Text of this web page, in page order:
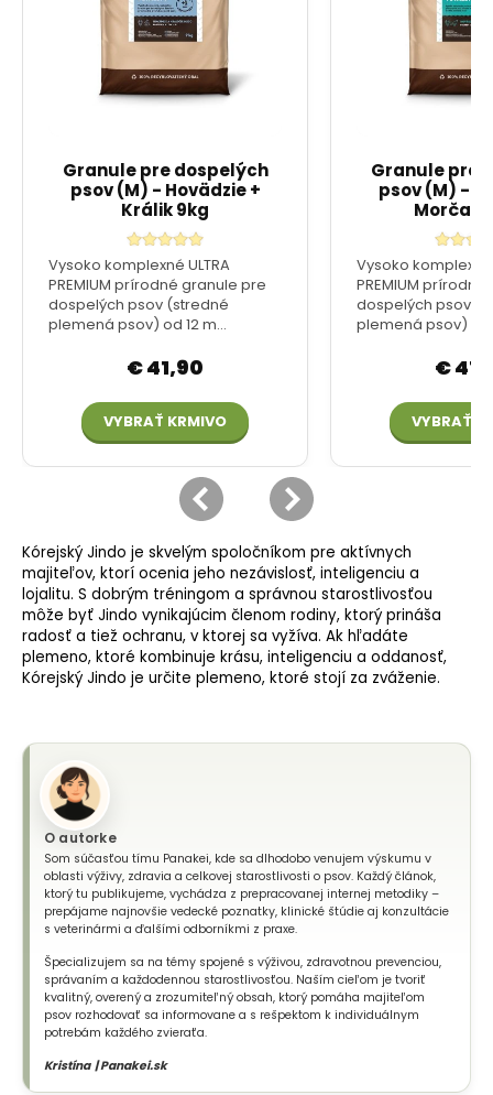
Kórejský Jindo je skvelým spoločníkom pre aktívnych
majiteľov, ktorí ocenia jeho nezávislosť, inteligenciu a
lojalitu. S dobrým tréningom a správnou starostlivosťou
môže byť Jindo vynikajúcim členom rodiny, ktorý prináša
radosť a tiež ochranu, v ktorej sa vyžíva. Ak hľadáte
plemeno, ktoré kombinuje krásu, inteligenciu a oddanosť,
Kórejský Jindo je určite plemeno, ktoré stojí za zváženie.
O autorke
Som súčasťou tímu Panakei, kde sa dlhodobo venujem výskumu v
oblasti výživy, zdravia a celkovej starostlivosti o psov. Každý článok,
ktorý tu publikujeme, vychádza z prepracovanej internej metodiky –
prepájame najnovšie vedecké poznatky, klinické štúdie aj konzultácie
s veterinármi a ďalšími odborníkmi z praxe.
Špecializujem sa na témy spojené s výživou, zdravotnou prevenciou,
správaním a každodennou starostlivosťou. Naším cieľom je tvoriť
kvalitný, overený a zrozumiteľný obsah, ktorý pomáha majiteľom
psov rozhodovať sa informovane a s rešpektom k individuálnym
potrebám každého zvieraťa.
Kristína | Panakei.sk